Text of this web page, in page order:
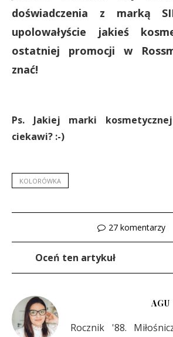
doświadczenia z marką
upolowałyście jakieś
ostatniej promocji w
znać!
Ps. Jakiej marki
ciekawi? :-)
KOLORÓWKA
27 komentarzy
Oceń ten artykuł
AGU
Rocznik '88.